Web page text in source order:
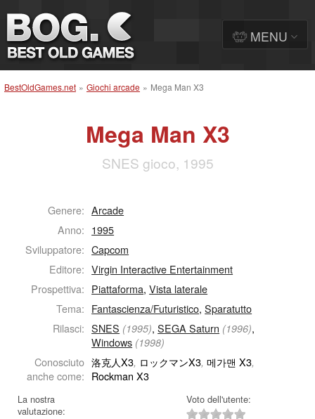
BestOldGames.net » Giochi arcade » Mega Man X3
Mega Man X3
SNES gioco, 1995
Genere: Arcade
Anno: 1995
Sviluppatore: Capcom
Editore: Virgin Interactive Entertainment
Prospettiva: Piattaforma,Vista laterale
Tema: Fantascienza/Futuristico,Sparatutto
Rilasci: SNES (1995),SEGA Saturn (1996),
Windows (1998)
Conosciuto
anche come:
洛克人X3, ロックマンX3, 메가맨 X3,
Rockman X3
La nostra
valutazione:
Voto dell'utente:
MENU